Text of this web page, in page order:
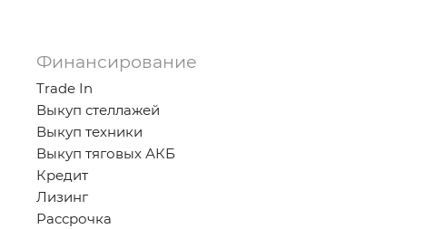
Финансирование
Trade In
Выкуп стеллажей
Выкуп техники
Выкуп тяговых АКБ
Кредит
Лизинг
Рассрочка